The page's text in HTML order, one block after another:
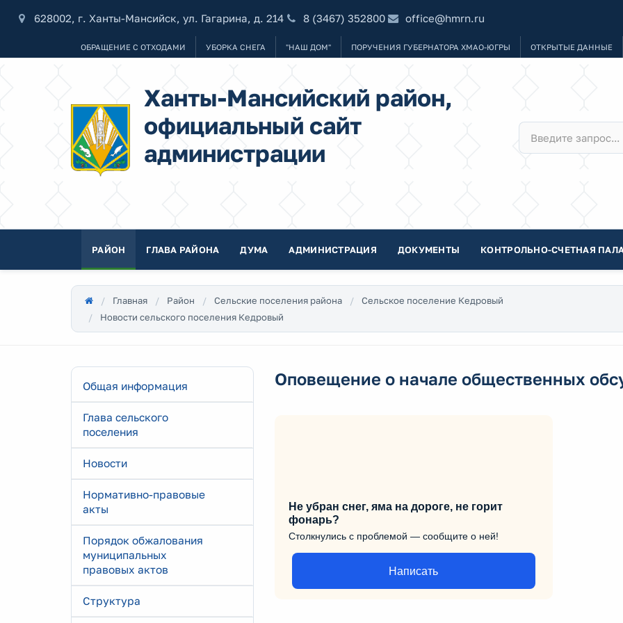
628002, г. Ханты-Мансийск, ул. Гагарина, д. 214 8 (3467) 352800 office@hmrn.ru
ОБРАЩЕНИЕ С ОТХОДАМИ УБОРКА СНЕГА "НАШ ДОМ" ПОРУЧЕНИЯ ГУБЕРНАТОРА ХМАО-ЮГРЫ ОТКРЫТЫЕ ДАННЫЕ
Ханты-Мансийский район,
официальный сайт
администрации
РАЙОН ГЛАВА РАЙОНА ДУМА АДМИНИСТРАЦИЯ ДОКУМЕНТЫ КОНТРОЛЬНО-СЧЕТНАЯ
Главная Район Сельские поселения района
Сельское поселение Кедровый
Новости сельского поселения Кедровый
Общая информация
Глава сельского
поселения
Новости
Нормативно-правовые
акты
Порядок обжалования
муниципальных
правовых актов
Структура
Оповещение о начале общественных
Не убран снег, яма на дороге, не горит
фонарь?
Столкнулись с проблемой — сообщите о ней!
Написать